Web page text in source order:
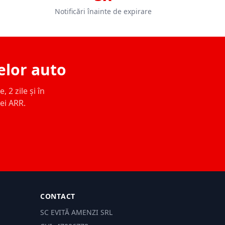
Notificări înainte de expirare
auto
2 zile și în
ARR.
CONTACT
SC EVITĂ AMENZI SRL